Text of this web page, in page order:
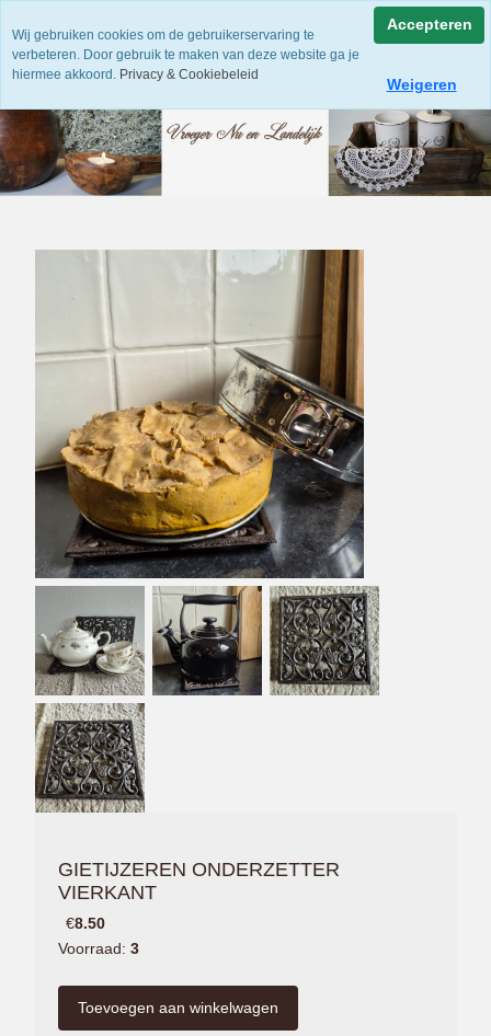
GIETIJZEREN ONDERZETTER
VIERKANT
€8.50
Voorraad: 3
Wij gebruiken cookies om de gebruikerservaring te
verbeteren. Door gebruik te maken van deze website ga je
hiermee akkoord. Privacy & Cookiebeleid
Accepteren
Weigeren